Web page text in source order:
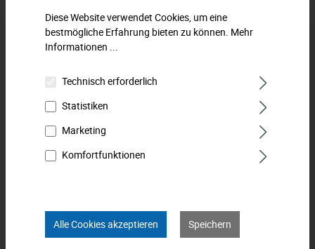
Beschreibung
Lange Form mit Kugelkopf am langen Ende, durchgehend
Downloads
Technische Daten
Produkt FAQs
Diese Website verwendet Cookies, um eine
bestmögliche Erfahrung bieten zu können. Mehr
Informationen ...
Technisch erforderlich
Statistiken
Marketing
Komfortfunktionen
Alle Cookies akzeptieren Speichern